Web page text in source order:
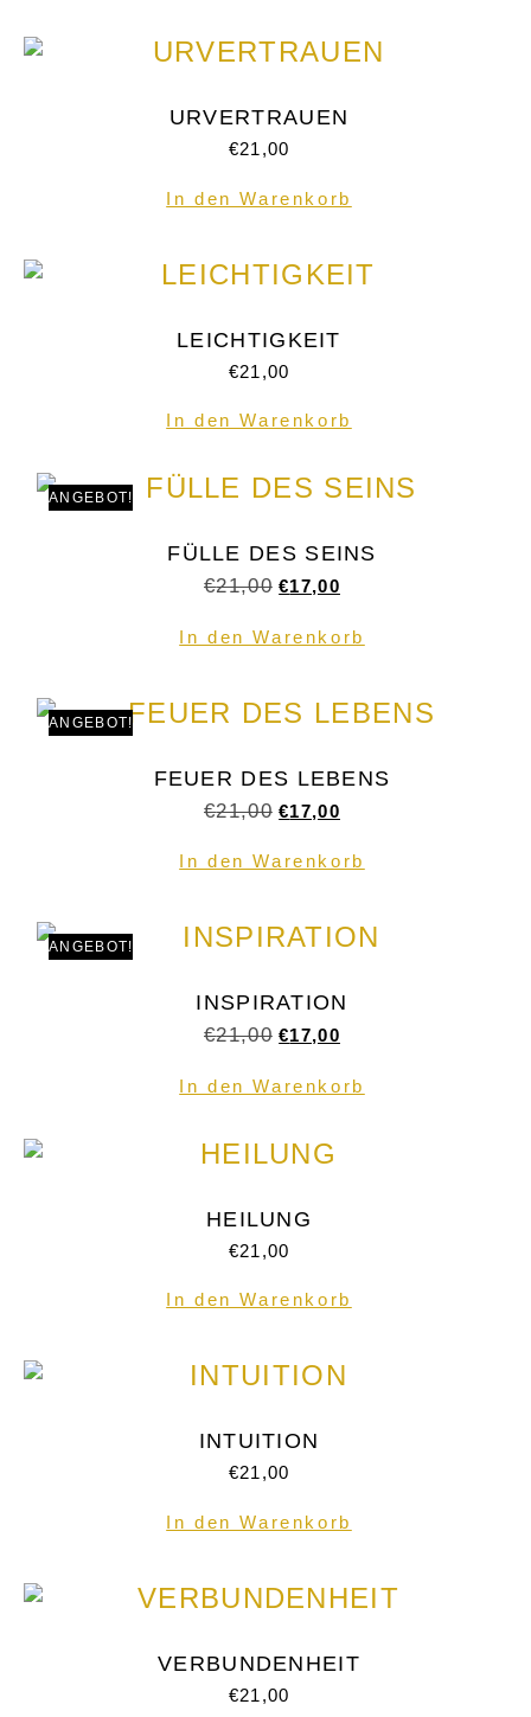
URVERTRAUEN
€21,00
In den Warenkorb
LEICHTIGKEIT
€21,00
In den Warenkorb
ANGEBOT!
FÜLLE DES SEINS
€21,00 €17,00
In den Warenkorb
ANGEBOT!
FEUER DES LEBENS
€21,00 €17,00
In den Warenkorb
ANGEBOT!
INSPIRATION
€21,00 €17,00
In den Warenkorb
HEILUNG
€21,00
In den Warenkorb
INTUITION
€21,00
In den Warenkorb
VERBUNDENHEIT
€21,00